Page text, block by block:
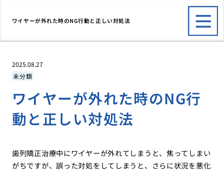
ワイヤーが外れた時のNG行動と正しい対処法
2025.08.27
未分類
ワイヤーが外れた時のNG行
動と正しい対処法
歯列矯正治療中にワイヤーが外れてしまうと、焦ってしまい
がちですが、誤った対処をしてしまうと、さらに状況を悪化